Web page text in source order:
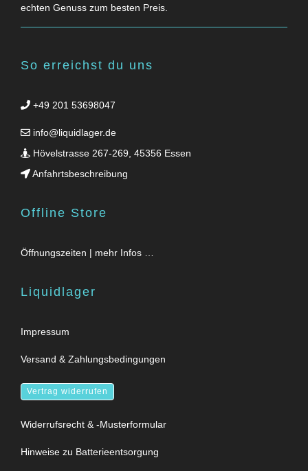
echten Genuss zum besten Preis.
So erreichst du uns
+49 201 53698047
info@liquidlager.de
Hövelstrasse 267-269, 45356 Essen
Anfahrtsbeschreibung
Offline Store
Öffnungszeiten | mehr Infos …
Liquidlager
Impressum
Versand & Zahlungsbedingungen
Vertrag widerrufen
Widerrufsrecht & -Musterformular
Hinweise zu Batterieentsorgung